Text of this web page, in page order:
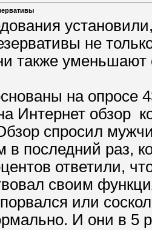
не
также уменьшают
на опросе
Интернет обзор
спросил
в последний раз,
ответили,
своим
или
И они в 5